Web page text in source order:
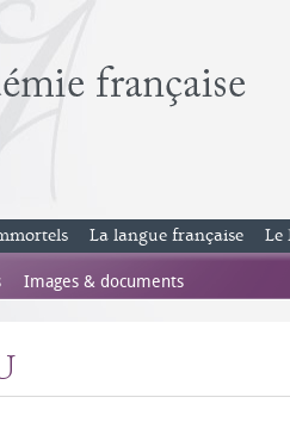
La langue française Le
Images & documents